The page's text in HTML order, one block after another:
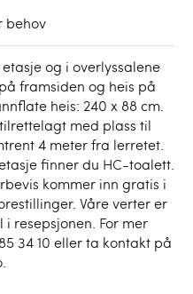
behov
og i overlyssalene
framsiden og heis på
heis: 240 x 88 cm.
med plass til
4 meter fra lerretet.
finner du HC-toalett.
kommer inn gratis i
Våre verter er
resepsjonen. For mer
34 10 eller ta kontakt på